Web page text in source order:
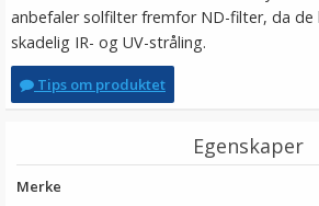
anbefaler solfilter fremfor ND-filter, da
skadelig IR- og UV-stråling.
Tips om produktet
Egenskaper
Merke